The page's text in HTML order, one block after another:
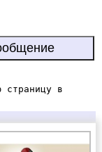
страницу в